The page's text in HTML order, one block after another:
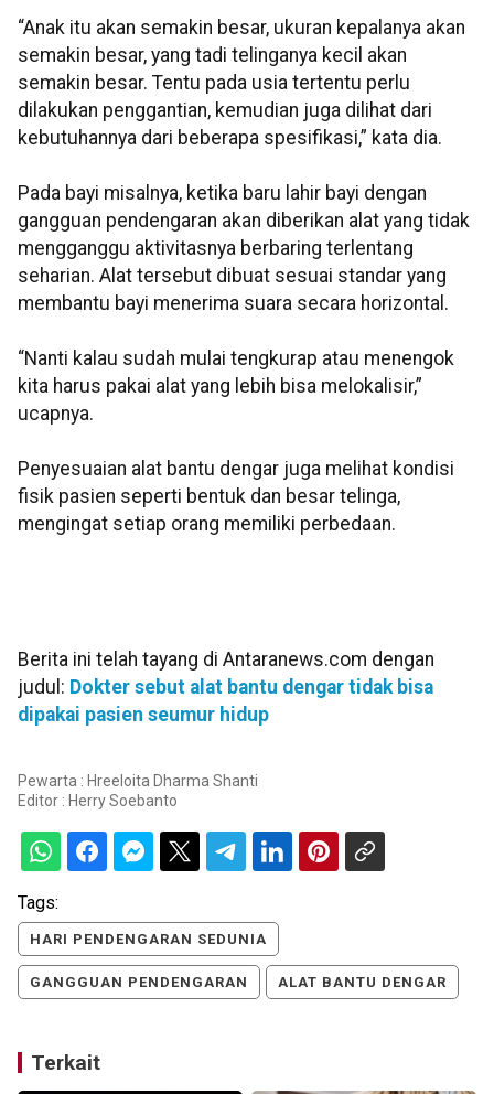
“Anak itu akan semakin besar, ukuran kepalanya akan
semakin besar, yang tadi telinganya kecil akan
semakin besar. Tentu pada usia tertentu perlu
dilakukan penggantian, kemudian juga dilihat dari
kebutuhannya dari beberapa spesifikasi,” kata dia.
Pada bayi misalnya, ketika baru lahir bayi dengan
gangguan pendengaran akan diberikan alat yang tidak
mengganggu aktivitasnya berbaring terlentang
seharian. Alat tersebut dibuat sesuai standar yang
membantu bayi menerima suara secara horizontal.
“Nanti kalau sudah mulai tengkurap atau menengok
kita harus pakai alat yang lebih bisa melokalisir,”
ucapnya.
Penyesuaian alat bantu dengar juga melihat kondisi
fisik pasien seperti bentuk dan besar telinga,
mengingat setiap orang memiliki perbedaan.
Berita ini telah tayang di Antaranews.com dengan
judul: Dokter sebut alat bantu dengar tidak bisa
dipakai pasien seumur hidup
Pewarta : Hreeloita Dharma Shanti
Editor : Herry Soebanto
Tags:
HARI PENDENGARAN SEDUNIA
GANGGUAN PENDENGARAN ALAT BANTU DENGAR
Terkait